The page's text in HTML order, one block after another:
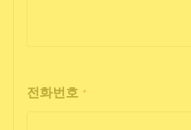
전화번호 *